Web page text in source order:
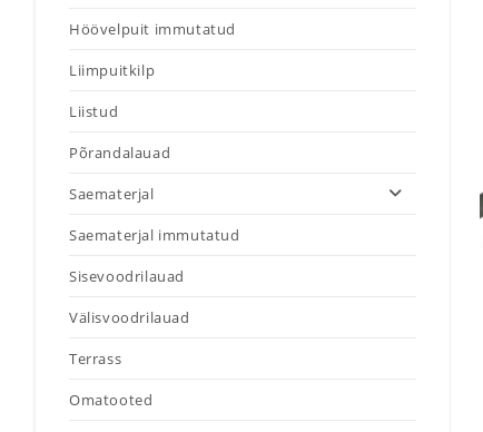
Höövelpuit immutatud
Liimpuitkilp
Liistud
Põrandalauad
Saematerjal
Saematerjal immutatud
Sisevoodrilauad
Välisvoodrilauad
Terrass
Omatooted